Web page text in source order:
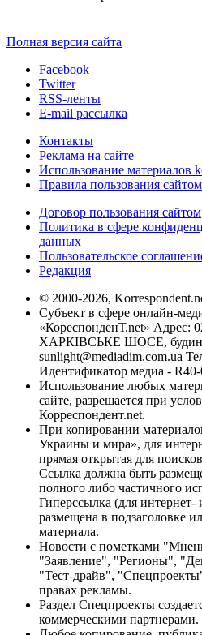
Полная версия сайта
Facebook
Twitter
RSS-ленты
E-mail рассылка
Контакты
Реклама на сайте
Использование материалов
Правила пользования сайтом
Договор пользования сайтом
Политика в сфере
данных
Пользовательское
Редакция
© 2000-2026,
Субъект в сфере онлайн-
«КореспонденТ.net» Адрес:
ХАРКІВСЬКЕ ШОСЕ,
sunlight@mediadim.com.ua
Идентификатор медиа -
Использование любых
сайте, разрешается при
Корреспондент.net.
При копировании
Украины и мира», для
прямая открытая для
Ссылка должна быть
полного либо частичного
Гиперссылка (для
размещена в подзаголовке
материала.
Новости с пометками
"Заявление", "Регионы",
"Тест-драйв",
правах рекламы.
Раздел Спецпроекты
коммерческими партнерами.